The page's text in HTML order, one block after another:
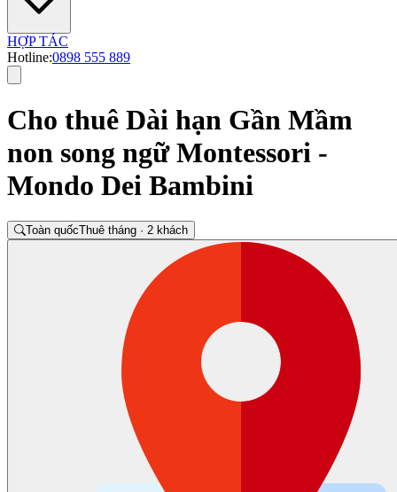
HỢP TÁC
Hotline:0898 555 889
Cho thuê Dài hạn Gần Mầm
non song ngữ Montessori -
Mondo Dei Bambini
Toàn quốcThuê tháng · 2 khách